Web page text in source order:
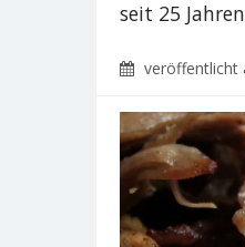
seit 25
veröffentlicht